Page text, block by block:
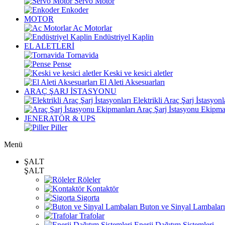
Enkoder
MOTOR
Ac Motorlar
Endüstriyel Kaplin
EL ALETLERİ
Tornavida
Pense
Keski ve kesici aletler
El Aleti Aksesuarları
ARAÇ ŞARJ İSTASYONU
Elektrikli Araç Şarj
Araç Şarj İstasyonu
JENERATÖR & UPS
Piller
Menü
ŞALT
ŞALT
Röleler
Kontaktör
Sigorta
Buton ve Sinyal Lambaları
Trafolar